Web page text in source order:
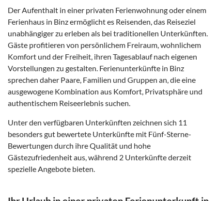
Der Aufenthalt in einer privaten Ferienwohnung oder einem
Ferienhaus in Binz ermöglicht es Reisenden, das Reiseziel
unabhängiger zu erleben als bei traditionellen Unterkünften.
Gäste profitieren von persönlichem Freiraum, wohnlichem
Komfort und der Freiheit, ihren Tagesablauf nach eigenen
Vorstellungen zu gestalten. Ferienunterkünfte in Binz
sprechen daher Paare, Familien und Gruppen an, die eine
ausgewogene Kombination aus Komfort, Privatsphäre und
authentischem Reiseerlebnis suchen.
Unter den verfügbaren Unterkünften zeichnen sich 11
besonders gut bewertete Unterkünfte mit Fünf-Sterne-
Bewertungen durch ihre Qualität und hohe
Gästezufriedenheit aus, während 2 Unterkünfte derzeit
spezielle Angebote bieten.